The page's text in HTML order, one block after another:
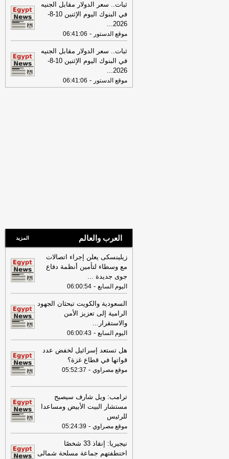
19:31
ضبط المتهم بالنصب على
المواطنين بزعم استثمار أموالهم في
التجارة- اليوم السابع
ميكروباص وتريلا على الطريق الدولي
ببورسعيد-موقع الدستور
08:32
عناوين الصحف المصرية ليوم
االثلاثاء 04-08-2026
-
ثبات.. سعر الدولار مقابل الجنيه
في البنوك اليوم الإثنين 10-8-
2026
...
موقع الدستور -
06:41:06
ثبات.. سعر الدولار مقابل الجنيه
في البنوك اليوم الإثنين 10-8-
2026
...
موقع الدستور -
06:41:06
العرب والعالم المزيد
زيلينسكى يعلن إجراء اتصالات
مع وسطاء لتأمين أنظمة دفاع
جوى جديدة ...
اليوم السابع -
06:00:54
السعودية والكويت تبحثان الجهود
الرامية إلى تعزيز الأمن
والاستقرار ...
اليوم السابع -
06:00:43
هل تستعد إسرائيل لخفض عدد
قواتها في قطاع غزة؟
موقع مصراوي -
05:52:37
ترامب: ويل شارف سيصبح
مستشار البيت الأبيض ومساعدا
للرئيس
موقع مصراوي -
05:24:39
نيجيريا: إنقاذ 33 شخصًا
اختطفتهم جماعة مسلحة شمالى